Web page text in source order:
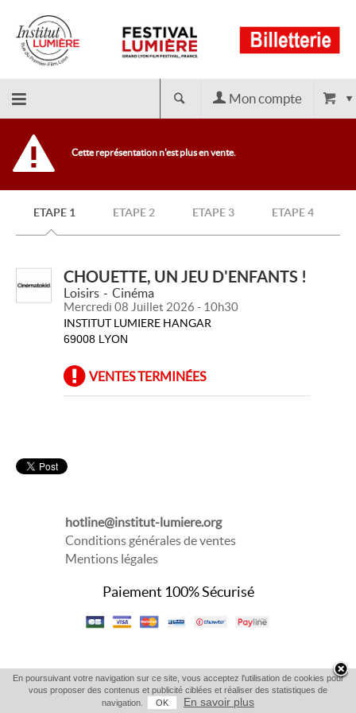
Retour
l'accueil
Mon compte
Cette représentation n'est plus en vente.
ETAPE 1 ETAPE 2 ETAPE 3 ETAPE 4
CHOUETTE, UN JEU D'ENFANTS !
Loisirs Cinéma
Mercredi 08 Juillet 2026 - 10h30
INSTITUT LUMIERE HANGAR
69008 LYON
VENTES TERMINÉES
hotline@institut-lumiere.org
Conditions générales de ventes
Mentions légales
Paiement 100% Sécurisé
En poursuivant votre navigation sur ce site, vous acceptez l'utilisation de cookies pour
vous proposer des contenus et publicité ciblées et réaliser des statistiques de
navigation.
OK En savoir plus